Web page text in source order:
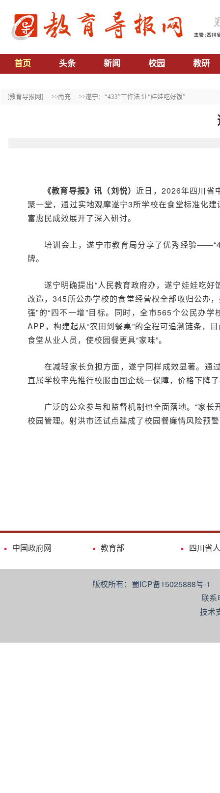
首页 头条 新闻 校园 教研
[教育导报网] >>南充 >>遂宁：“433”工作法 让“娃娃吃好饭”
《教育导报》讯 （刘悦）近日，2026年四川省
聚一堂，通过实地观摩遂宁3所学校在食堂标准化
富惠民成效展开了深入研讨。
培训会上，遂宁市教育局分享了优秀经验
牌。
遂宁明确提出“人民教育政府办，遂宁娃娃吃
改造，345所公办学校的食堂经营权全部收归公办
强”的“四不一增”目标。同时，全市565个公民办
APP，构建起从“农田到餐桌”的全程可追溯链条，
食堂从业人员，使校园餐更具“家味”。
在减轻家长负担方面，遂宁同样成效显著。通
直属学校率先推行校服由国企统一保障，价格下降
广泛的公众参与和监督机制也全面落地。“家长
校园管理。射洪市还试点建成了校园餐廉情风险预
中国政府网 教育部 四川省
版权所有：蜀ICP备15025888号-
联系
技术